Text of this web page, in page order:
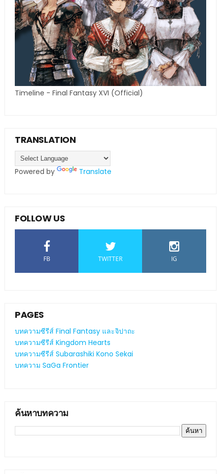
Timeline - Final Fantasy XVI (Official)
TRANSLATION
Powered by Translate
FOLLOW US
FB TWITTER IG
PAGES
บทความซีรีส์ Final Fantasy และจิปาถะ
บทความซีรีส์ Kingdom Hearts
บทความซีรีส์ Subarashiki Kono Sekai
บทความ SaGa Frontier
ค้นหาบทความ